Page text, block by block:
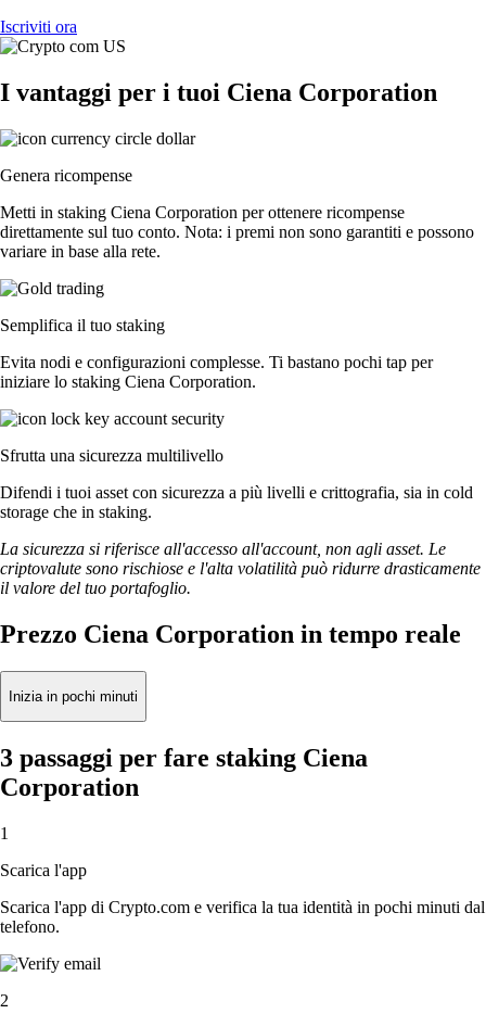
Iscriviti ora
I vantaggi per i tuoi Ciena Corporation
Genera ricompense
Metti in staking Ciena Corporation per ottenere ricompense
direttamente sul tuo conto. Nota: i premi non sono garantiti e possono
variare in base alla rete.
Semplifica il tuo staking
Evita nodi e configurazioni complesse. Ti bastano pochi tap per
iniziare lo staking Ciena Corporation.
Sfrutta una sicurezza multilivello
Difendi i tuoi asset con sicurezza a più livelli e crittografia, sia in cold
storage che in staking.
La sicurezza si riferisce all'accesso all'account, non agli asset. Le
criptovalute sono rischiose e l'alta volatilità può ridurre drasticamente
il valore del tuo portafoglio.
Prezzo Ciena Corporation in tempo reale
Inizia in pochi minuti
3 passaggi per fare staking Ciena
Corporation
1
Scarica l'app
Scarica l'app di Crypto.com e verifica la tua identità in pochi minuti dal
telefono.
2